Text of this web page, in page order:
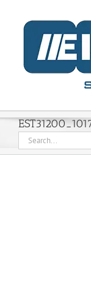
content
Search
for: